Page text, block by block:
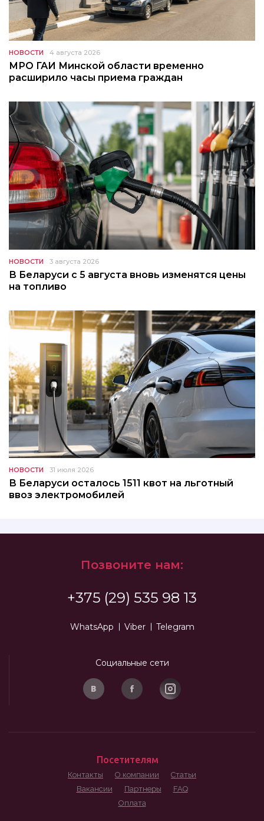
НОВОСТИ 4 августа 2026
МРО ГАИ Минской области временно
расширило часы приема граждан
НОВОСТИ 3 августа 2026
В Беларуси с 5 августа вновь изменятся цены
на топливо
НОВОСТИ 31 июля 2026
В Беларуси осталось 1511 квот на льготный
ввоз электромобилей
Позвоните нам:
+375 (29) 535 98 13
WhatsApp Viber Telegram
Социальные сети
Посетителям
Контакты О компании
Статьи
Вакансии
Партнеры
FAQ
Оплата